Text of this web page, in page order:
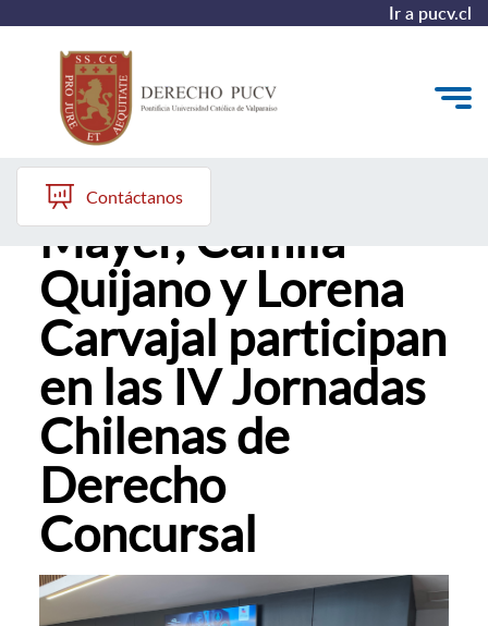
Ir a pucv.cl
Quiénes somos
Estudiantes y Admisión
Postgrados y Formación Continua
Investigación y Biblioteca
Vinculación con el Medio y Alumni
Contáctanos
Profesoras Laura
Mayer, Camila
Quijano y Lorena
Carvajal participan
en las IV Jornadas
Chilenas de
Derecho
Concursal